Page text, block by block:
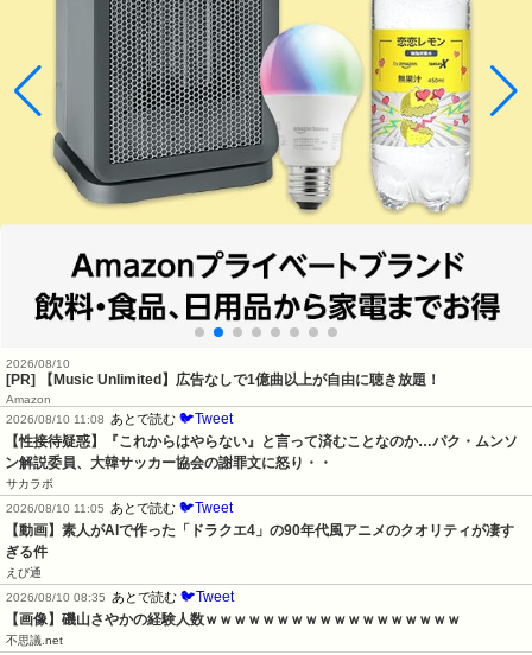
2026/08/10
[PR] 【Music Unlimited】広告なしで1億曲以上が自由に聴き放題！
Amazon
2026/08/10 11:08
あとで読む 🐦Tweet
【性接待疑惑】『これからはやらない』と言って済むことなのか…パク・ムンソ
ン解説委員、大韓サッカー協会の謝罪文に怒り・・
サカラボ
2026/08/10 11:05
あとで読む 🐦Tweet
【動画】素人がAIで作った「ドラクエ4」の90年代風アニメのクオリティが凄す
ぎる件
えび通
2026/08/10 08:35
あとで読む 🐦Tweet
【画像】磯山さやかの経験人数ｗｗｗｗｗｗｗｗｗｗｗｗｗｗｗｗｗｗ
不思議.net